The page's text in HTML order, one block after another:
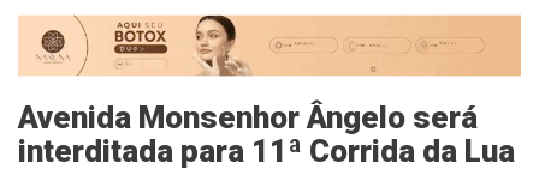
Avenida Monsenhor Ângelo será
interditada para 11ª Corrida da Lua